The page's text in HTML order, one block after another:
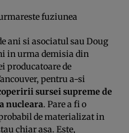
fuziunea
ani si asociatul sau Doug
in urma demisia din
producatoare de
pentru a-si
sursei supreme de
nucleara. Pare a fi o
de materializat in
chiar asa. Este,